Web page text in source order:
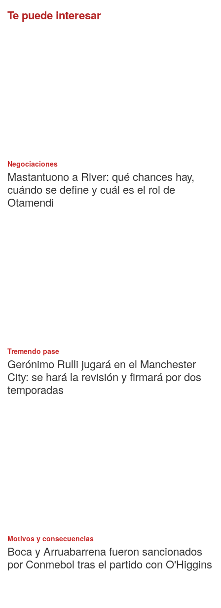
Te puede interesar
Negociaciones
Mastantuono a River: qué chances hay,
cuándo se define y cuál es el rol de
Otamendi
Tremendo pase
Gerónimo Rulli jugará en el Manchester
City: se hará la revisión y firmará por dos
temporadas
Motivos y consecuencias
Boca y Arruabarrena fueron sancionados
por Conmebol tras el partido con O'Higgins